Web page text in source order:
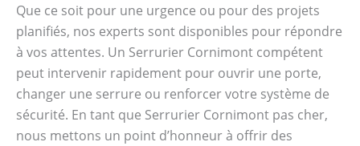
Que ce soit pour une urgence ou pour des projets
planifiés, nos experts sont disponibles pour répondre
à vos attentes. Un Serrurier Cornimont compétent
peut intervenir rapidement pour ouvrir une porte,
changer une serrure ou renforcer votre système de
sécurité. En tant que Serrurier Cornimont pas cher,
nous mettons un point d’honneur à offrir des